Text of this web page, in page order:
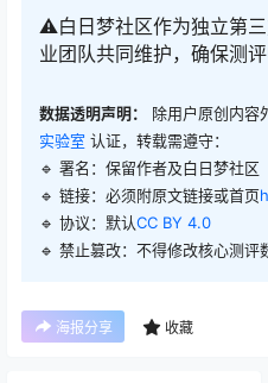
⚠️白日梦社区作为独立第
业团队共同维护，确保测评
数据透明声明： 除用户原创内容
实验室 认证，转载需遵守：
🔹 署名：保留作者及白日梦社区
🔹 链接：必须附原文链接或首页
🔹 协议：默认CC BY 4.0
🔹 禁止篡改：不得修改核心测评
海报分享 收藏